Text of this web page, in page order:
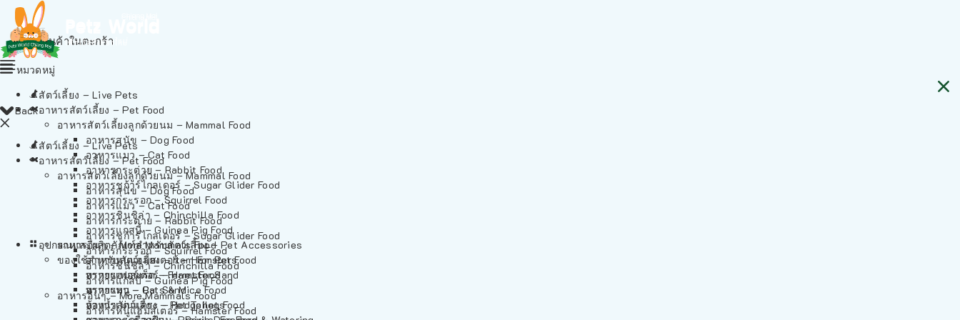
ไม่มีสินค้าในตะกร้า
Back
สัตว์เลี้ยง – Live Pets
อาหารสัตว์เลี้ยง – Pet Food
อาหารสัตว์เลี้ยงลูกด้วยนม – Mammal Food
อาหารสุนัข – Dog Food
อาหารแมว – Cat Food
อาหารกระต่าย – Rabbit Food
อาหารชูก้าร์ไกลเดอร์ – Sugar Glider Food
อาหารกระรอก – Squirrel Food
อาหารชินชิล่า – Chinchilla Food
อาหารแกสบี้ – Guinea Pig Food
อาหารอื่นๆ – More Mammals Food
อาหารหนูแฮมสเตอร์ – Hamster Food
หมวดหมู่
สัตว์เลี้ยง – Live Pets
อาหารสัตว์เลี้ยง – Pet Food
อาหารสัตว์เลี้ยงลูกด้วยนม – Mammal Food
อาหารสุนัข – Dog Food
อาหารแมว – Cat Food
อาหารกระต่าย – Rabbit Food
อาหารชูก้าร์ไกลเดอร์ – Sugar Glider Food
อาหารกระรอก – Squirrel Food
อาหารชินชิล่า – Chinchilla Food
อาหารแกสบี้ – Guinea Pig Food
อาหารอื่นๆ – More Mammals Food
อาหารหนูแฮมสเตอร์ – Hamster Food
อาหารเฟอร์เร็ต – Ferret Food
อาหารหนู – Rats & Mice Food
อาหารเม่นแคระ – Hedgehog Food
อุปกรณและผลิตภัณฑ์สำหรับสัตว์เลี้ยง – Pet Accessories
ของใช้สำหรับสัตว์เลี้ยง – Item For Pets
ทรายแฮมสเตอร์ – Hamster Sand
ทรายแมว – Cat Sand
ห้องน้ำสัตว์เลี้ยง – Pet Toilets